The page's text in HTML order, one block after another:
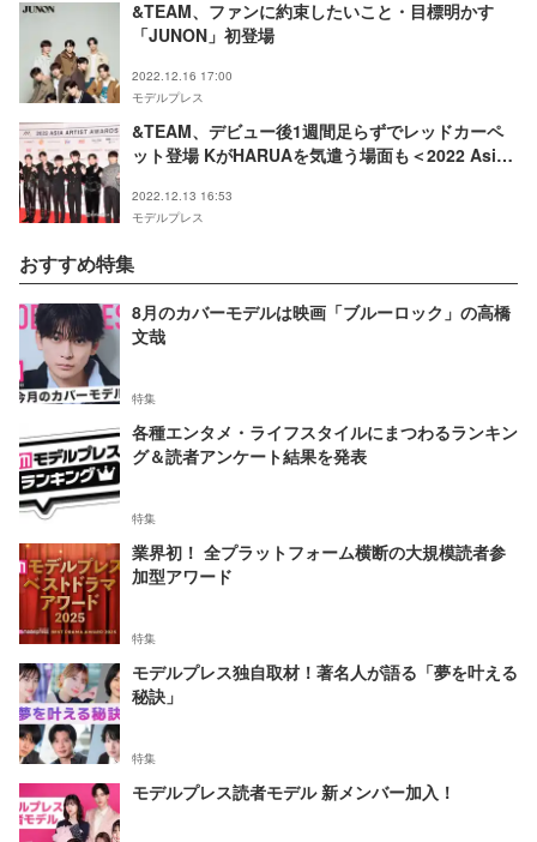
&TEAM、ファンに約束したいこと・目標明かす
「JUNON」初登場
2022.12.16 17:00
モデルプレス
&TEAM、デビュー後1週間足らずでレッドカーペ
ット登場 KがHARUAを気遣う場面も＜2022 Asia
2022.12.13 16:53
モデルプレス
おすすめ特集
8月のカバーモデルは映画「ブルーロック」の高橋
文哉
特集
各種エンタメ・ライフスタイルにまつわるランキン
グ＆読者アンケート結果を発表
特集
業界初！ 全プラットフォーム横断の大規模読者参
加型アワード
特集
モデルプレス独自取材！著名人が語る「夢を叶える
秘訣」
特集
モデルプレス読者モデル 新メンバー加入！